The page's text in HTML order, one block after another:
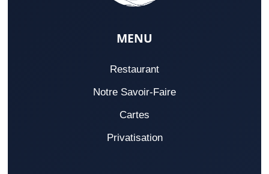
MENU
Restaurant
Notre Savoir-Faire
Cartes
Privatisation